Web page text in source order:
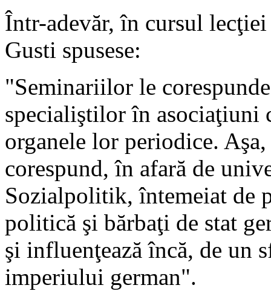
Într-adevăr, în cursul
Gusti spusese:
"Seminariilor le
specialiştilor în asociaţiuni
organele lor periodice.
corespund, în afară de
Sozialpolitik, întemeiat de
politică şi bărbaţi de stat
şi influenţează încă, de un
imperiului german".